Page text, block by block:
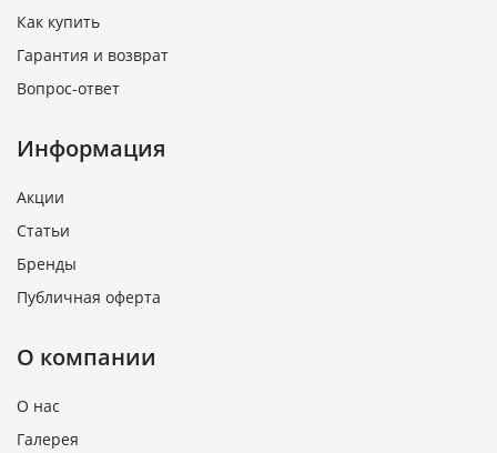
Как купить
Гарантия и возврат
Вопрос-ответ
Информация
Акции
Статьи
Бренды
Публичная оферта
О компании
О нас
Галерея